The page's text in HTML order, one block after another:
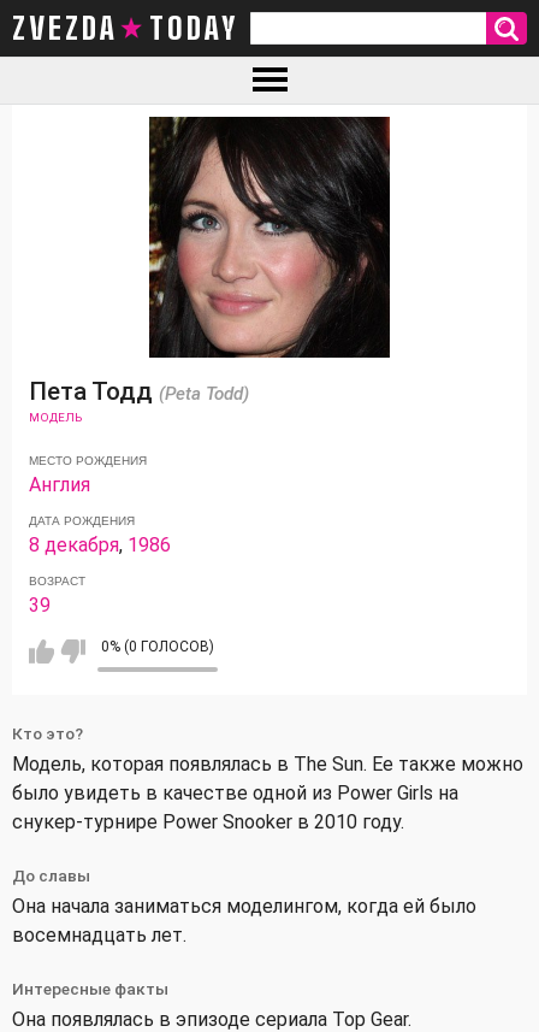
ZVEZDA TODAY
Пета Тодд (Peta Todd)
МОДЕЛЬ
МЕСТО РОЖДЕНИЯ
Англия
ДАТА РОЖДЕНИЯ
8 декабря, 1986
ВОЗРАСТ
39
0% (0 ГОЛОСОВ)
Кто это?
Модель, которая появлялась в The Sun. Ее также можно
было увидеть в качестве одной из Power Girls на
снукер-турнире Power Snooker в 2010 году.
До славы
Она начала заниматься моделингом, когда ей было
восемнадцать лет.
Интересные факты
Она появлялась в эпизоде ​​сериала Top Gear.